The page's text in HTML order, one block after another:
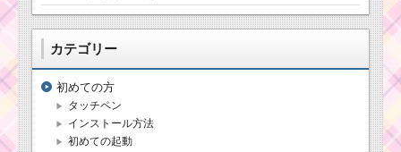
カテゴリー
初めての方
タッチペン
インストール方法
初めての起動